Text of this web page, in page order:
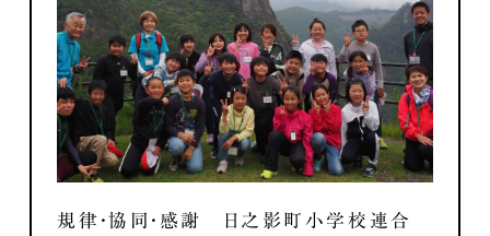
規律・協同・感謝 日之影町小学校連合